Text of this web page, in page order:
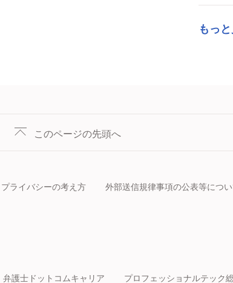
もっ
このページの先頭へ
ライバシーの考え方 外部送信規律事項の公表等につ
弁護士ドットコムキャリア プロフェッショナルテック